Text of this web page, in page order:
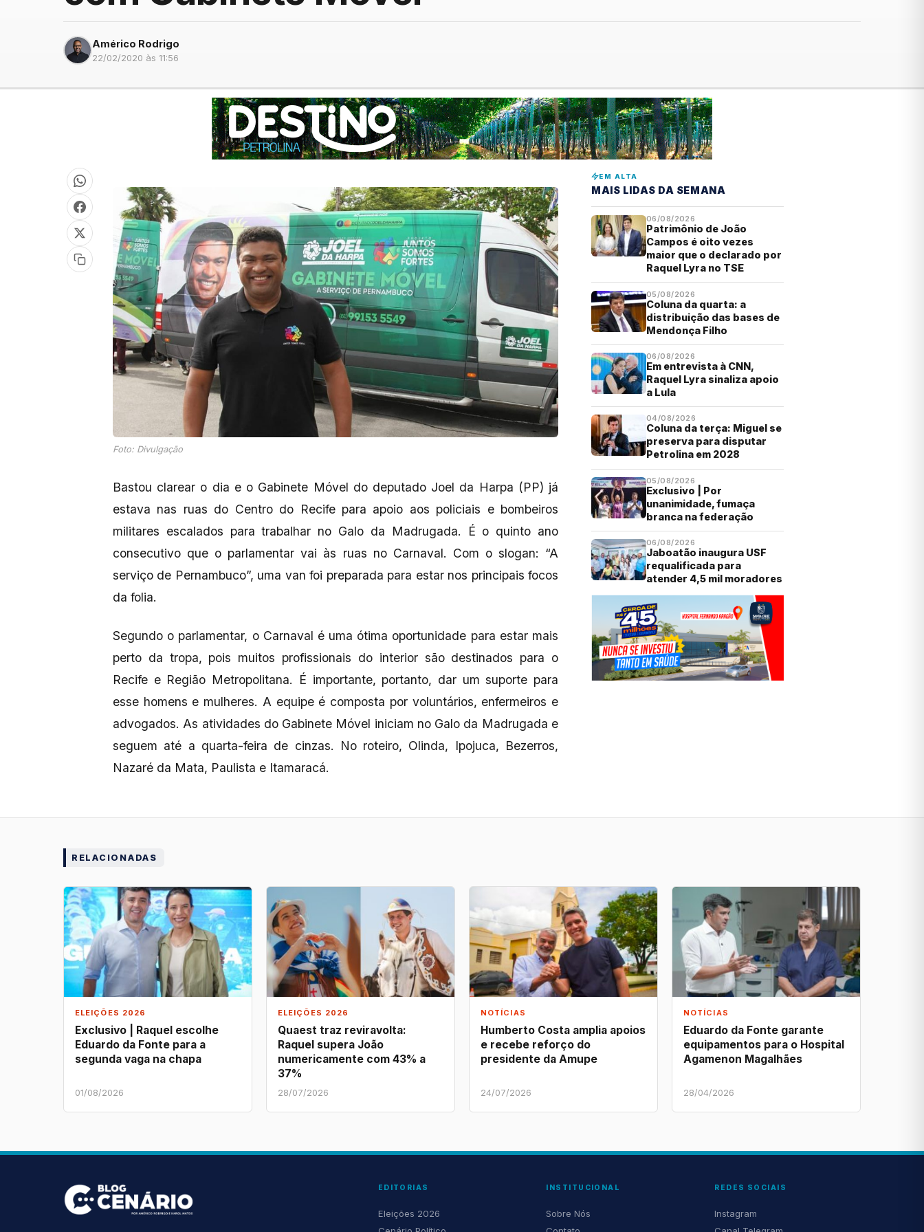
Américo Rodrigo
22/02/2020 às 11:56
Foto: Divulgação
Bastou clarear o dia e o Gabinete Móvel do deputado Joel da Harpa (PP) já
estava nas ruas do Centro do Recife para apoio aos policiais e bombeiros
militares escalados para trabalhar no Galo da Madrugada. É o quinto ano
consecutivo que o parlamentar vai às ruas no Carnaval. Com o slogan: “A
serviço de Pernambuco”, uma van foi preparada para estar nos principais focos
da folia.
Segundo o parlamentar, o Carnaval é uma ótima oportunidade para estar mais
perto da tropa, pois muitos profissionais do interior são destinados para o
Recife e Região Metropolitana. É importante, portanto, dar um suporte para
esse homens e mulheres. A equipe é composta por voluntários, enfermeiros e
advogados. As atividades do Gabinete Móvel iniciam no Galo da Madrugada e
seguem até a quarta-feira de cinzas. No roteiro, Olinda, Ipojuca, Bezerros,
Nazaré da Mata, Paulista e Itamaracá.
EM ALTA
MAIS LIDAS DA SEMANA
06/08/2026
Patrimônio de João
Campos é oito vezes
maior que o declarado por
Raquel Lyra no TSE
05/08/2026
Coluna da quarta: a
distribuição das bases de
Mendonça Filho
06/08/2026
Em entrevista à CNN,
Raquel Lyra sinaliza apoio
a Lula
04/08/2026
Coluna da terça: Miguel se
preserva para disputar
Petrolina em 2028
05/08/2026
Exclusivo | Por
unanimidade, fumaça
branca na federação
06/08/2026
Jaboatão inaugura USF
requalificada para
atender 4,5 mil moradores
RELACIONADAS
ELEIÇÕES 2026
Exclusivo | Raquel escolhe
Eduardo da Fonte para a
segunda vaga na chapa
01/08/2026
ELEIÇÕES 2026
Quaest traz reviravolta:
Raquel supera João
numericamente com 43% a
37%
28/07/2026
NOTÍCIAS
Humberto Costa amplia apoios
e recebe reforço do
presidente da Amupe
24/07/2026
NOTÍCIAS
Eduardo da Fonte garante
equipamentos para o Hospital
Agamenon Magalhães
28/04/2026
EDITORIAS
Eleições 2026
INSTITUCIONAL
Sobre Nós
REDES SOCIAIS
Instagram